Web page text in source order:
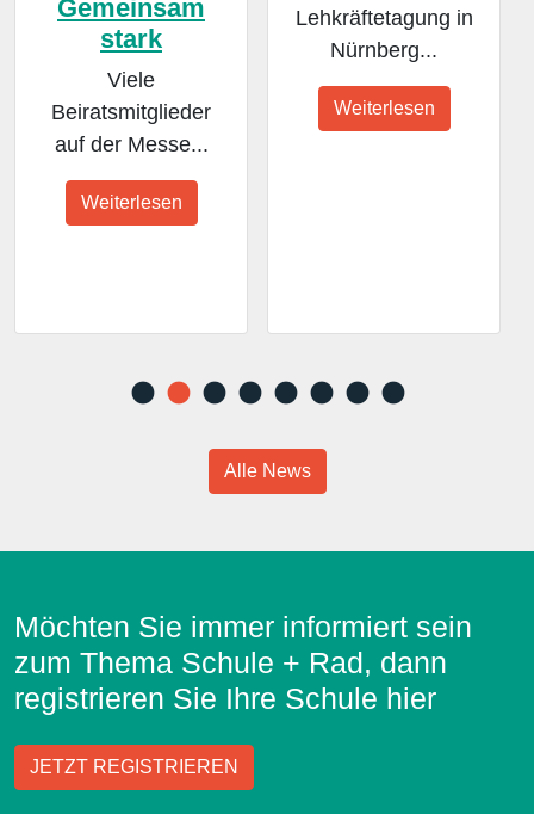
Gemeinsam
stark
Viele
Beiratsmitglieder
auf der Messe...
Weiterlesen
Lehkräftetagung in
Nürnberg...
Weiterlesen
Alle News
Möchten Sie immer informiert sein
zum Thema Schule + Rad, dann
registrieren Sie Ihre Schule hier
JETZT REGISTRIEREN